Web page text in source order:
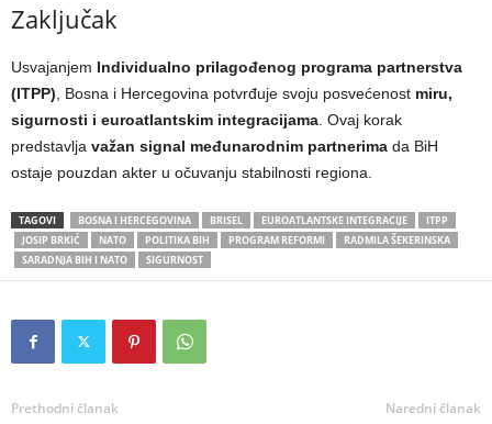
Zaključak
Usvajanjem Individualno prilagođenog programa partnerstva
(ITPP) , Bosna i Hercegovina potvrđuje svoju posvećenost miru,
sigurnosti i euroatlantskim integracijama . Ovaj korak
predstavlja važan signal međunarodnim partnerima da BiH
ostaje pouzdan akter u očuvanju stabilnosti regiona.
TAGOVI BOSNA I HERCEGOVINA BRISEL EUROATLANTSKE INTEGRACIJE
ITPP
JOSIP BRKIĆ
NATO POLITIKA BIH PROGRAM REFORMI
RADMILA ŠEKERINSKA
SARADNJA BIH I NATO
SIGURNOST
Prethodni članak Naredni članak